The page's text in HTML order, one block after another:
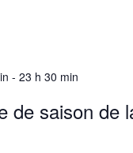
-23 h 30 min
de saison de